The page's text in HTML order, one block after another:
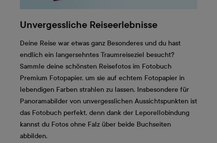
Unvergessliche Reiseerlebnisse
Deine Reise war etwas ganz Besonderes und du hast
endlich ein langersehntes Traumreiseziel besucht?
Sammle deine schönsten Reisefotos im Fotobuch
Premium Fotopapier, um sie auf echtem Fotopapier in
lebendigen Farben strahlen zu lassen. Insbesondere für
Panoramabilder von unvergesslichen Aussichtspunkten ist
das Fotobuch perfekt, denn dank der Leporellobindung
kannst du Fotos ohne Falz über beide Buchseiten
abbilden.